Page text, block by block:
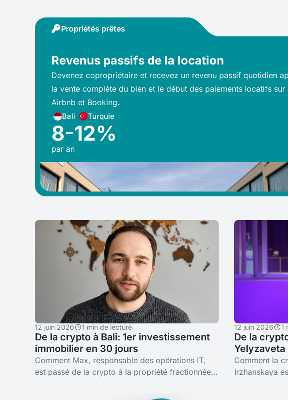
Propriétés prêtes
Revenus passifs de la location
Devenez copropriétaire et recevez un revenu passif quotidien
la vente complète du bien et le début des paiements locatifs sur
Airbnb et Booking.
Bali Turquie
8-12%
par an
12 juin 2026 1 min de lecture
De la crypto à Bali: 1er investissement
immobilier en 30 jours
Comment Max, responsable des opérations IT,
est passé de la crypto à la propriété fractionnée
12 juin 2026 1
De la
Yelyzaveta
Comment la
Irzhanskaya